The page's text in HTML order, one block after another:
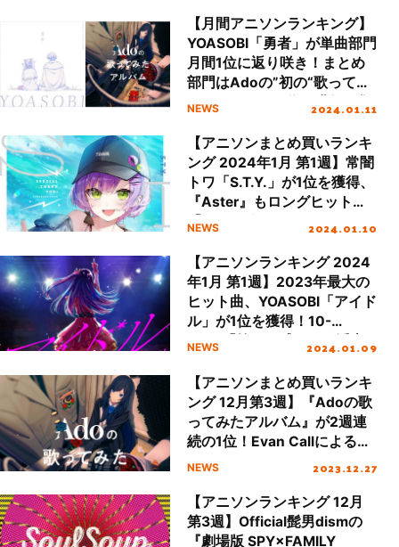
【月間アニソンランキング】
YOASOBI「勇者」が単曲部門
月間1位に返り咲き！まとめ
部門はAdoの”初の“歌ってみ
た”アルバムが1位を獲得（集
NEWS 2024.01.11
【アニソンまとめ買いランキ
ング 2024年1月 第1週】常闇
トワ「S.T.Y.」が1位を獲得、
『Aster』もロングヒット！
『Adoの歌ってみたアルバ
NEWS 2024.01.10
【アニソンランキング 2024
年1月 第1週】2023年最大の
ヒット曲、YOASOBI「アイド
ル」が1位を獲得！10-
FEET「第ゼロ感」も再浮上
NEWS 2024.01.09
【アニソンまとめ買いランキ
ング 12月第3週】『Adoの歌
ってみたアルバム』が2週連
続の1位！Evan Callによる
『葬送のフリーレン』のサン
NEWS 2023.12.27
【アニソンランキング 12月
第3週】Official髭男dismの
『劇場版 SPY×FAMILY